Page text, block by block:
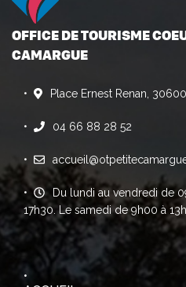
OFFICE DE TOURISME
CAMARGUE
Place Ernest Renan,
04 66 88 28 52
Du lundi au vendredi de
17h30. Le samedi de 9h00 à